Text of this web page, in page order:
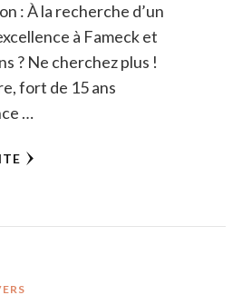
: À la recherche d’un
à Fameck et
? Ne cherchez plus !
fort de 15 ans
…